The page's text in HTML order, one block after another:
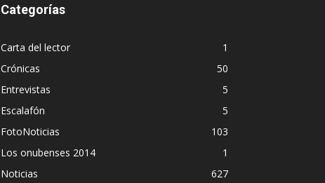
Categorías
Carta del lector
1
Crónicas
50
Entrevistas
5
Escalafón
5
FotoNoticias
103
Los onubenses 2014
1
Noticias
627